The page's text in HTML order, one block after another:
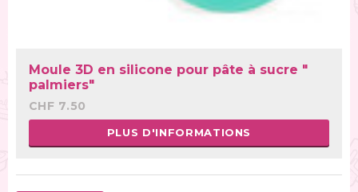
Moule 3D en silicone pour pâte à sucre "
palmiers"
CHF 7.50
PLUS D'INFORMATIONS